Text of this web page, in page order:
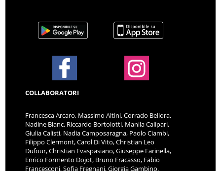
COLLABORATORI
Francesca Arcaro, Massimo Altini, Corrado Bellora,
Nadine Blanc, Riccardo Bortolotti, Manila Calipari,
Giulia Calisti, Nadia Camposaragna, Paolo Ciambi,
Filippo Clermont, Carol Di Vito, Christian Leo
Dufour, Christian Evaspasiano, Giuseppe Farinella,
Enrico Formento Dojot, Bruno Fracasso, Fabio
Francesconi, Sofia Fregnani, Giorgia Gambino,